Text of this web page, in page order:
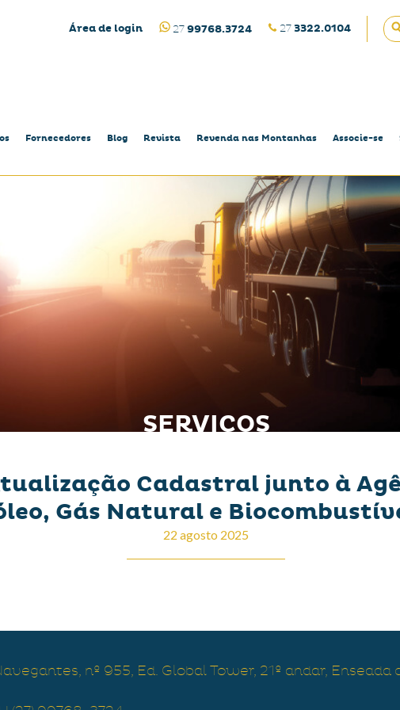
27 3322.0104
27 99768.3724
Área de login
Fornecedores Blog Revista Revenda nas Montanhas Associe-se
SERVIÇOS
Cadastral junto à
Gás Natural e
22 agosto 2025
nº 955, Ed. Global Tower, 21º andar, Enseada